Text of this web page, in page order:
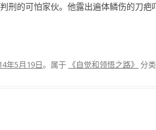
刑的可怕家伙。他露出遍体鳞伤的刀
年5月19日。属于 《自觉和领悟之路》 分类